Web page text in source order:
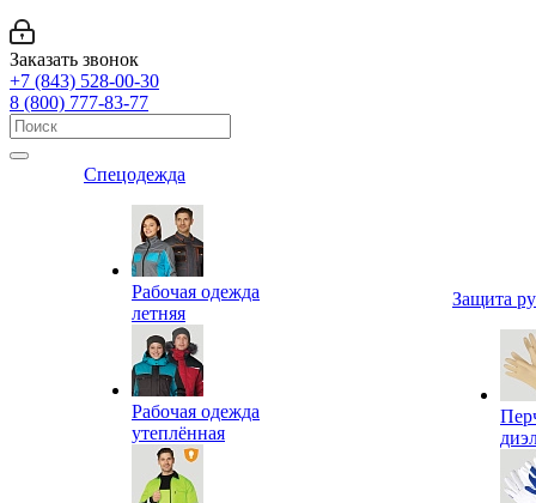
Заказать звонок
+7 (843) 528-00-30
8 (800) 777-83-77
Спецодежда
Рабочая одежда
летняя
Рабочая одежда
утеплённая
Защита